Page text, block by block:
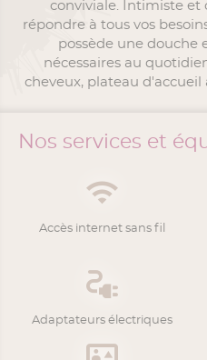
conviviale. Intimiste et
répondre à tous vos
possède une douche
nécessaires au
cheveux, plateau d'accueil
Nos services et
Accès internet sans fil
Adaptateurs électriques